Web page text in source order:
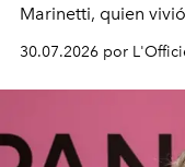
Marinetti, quien
fusiona moda y
30.07.2026 por